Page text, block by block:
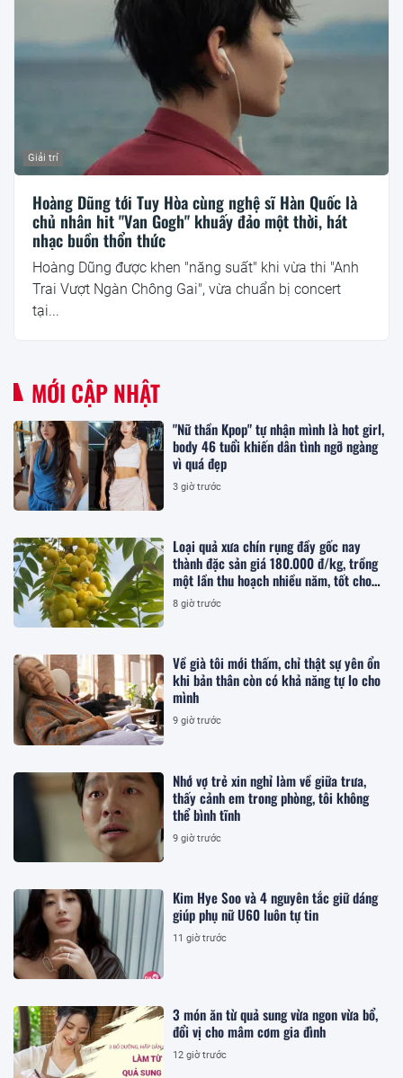
Giải trí
Hoàng Dũng tới Tuy Hòa cùng nghệ sĩ Hàn Quốc là
chủ nhân hit "Van Gogh" khuấy đảo một thời, hát
nhạc buồn thổn thức
Hoàng Dũng được khen "năng suất" khi vừa thi "Anh
Trai Vượt Ngàn Chông Gai", vừa chuẩn bị concert
tại...
MỚI CẬP NHẬT
"Nữ thần Kpop" tự nhận mình là hot girl,
body 46 tuổi khiến dân tình ngỡ ngàng
vì quá đẹp
3 giờ trước
Loại quả xưa chín rụng đầy gốc nay
thành đặc sản giá 180.000 đ/kg, trồng
một lần thu hoạch nhiều năm, tốt cho
sức khỏe
8 giờ trước
Về già tôi mới thấm, chỉ thật sự yên ổn
khi bản thân còn có khả năng tự lo cho
mình
9 giờ trước
Nhớ vợ trẻ xin nghỉ làm về giữa trưa,
thấy cảnh em trong phòng, tôi không
thể bình tĩnh
9 giờ trước
Kim Hye Soo và 4 nguyên tắc giữ dáng
giúp phụ nữ U60 luôn tự tin
11 giờ trước
3 món ăn từ quả sung vừa ngon vừa bổ,
đổi vị cho mâm cơm gia đình
12 giờ trước